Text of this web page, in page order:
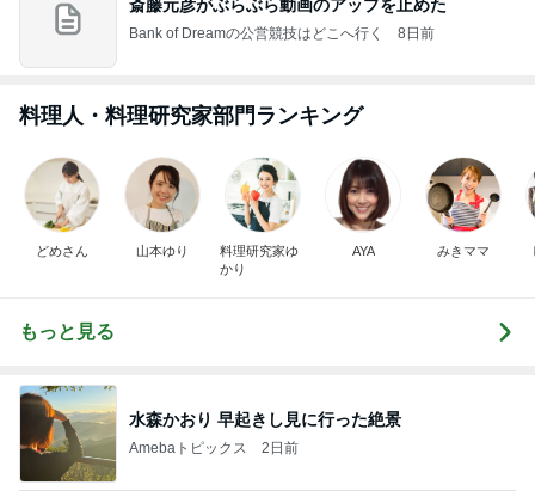
斎藤元彦がぶらぶら動画のアップを止めた
Bank of Dreamの公営競技はどこへ行く 8日前
料理人・料理研究家部門ランキング
どめさん 山本ゆり
料理研究家ゆ
かり
AYA みきママ
もっと見る
水森かおり 早起きし見に行った絶景
Amebaトピックス 2日前